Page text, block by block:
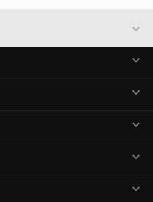





